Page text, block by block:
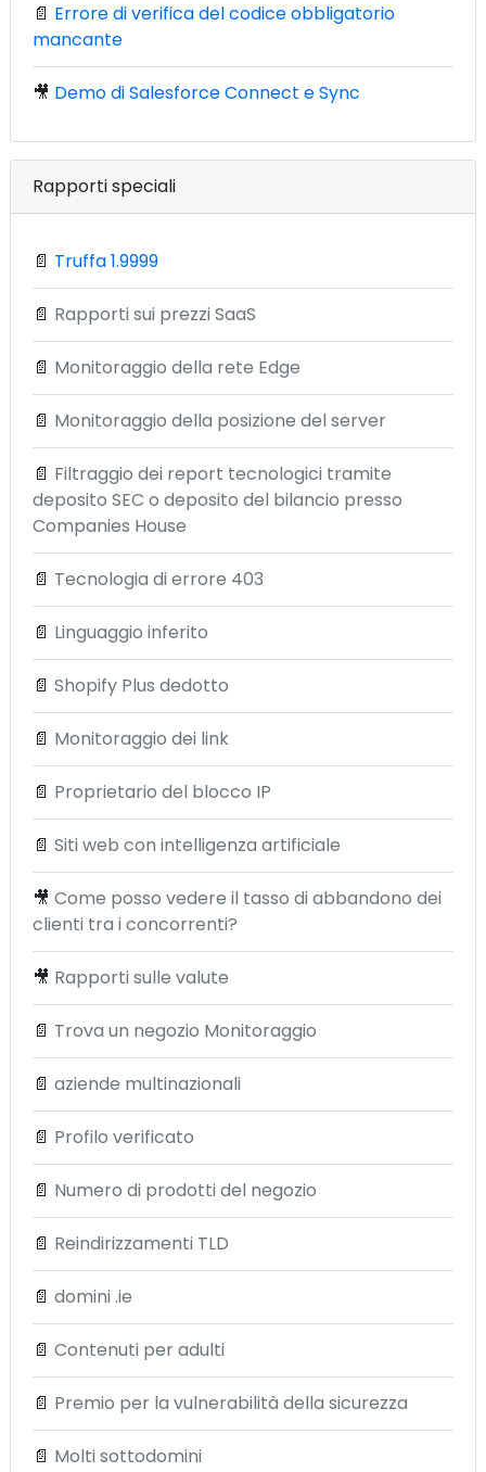
📄 Errore di verifica del codice obbligatorio
mancante
🎥 Demo di Salesforce Connect e Sync
Rapporti speciali
📄 Truffa 1.9999
📄 Rapporti sui prezzi SaaS
📄 Monitoraggio della rete Edge
📄 Monitoraggio della posizione del server
📄 Filtraggio dei report tecnologici tramite
deposito SEC o deposito del bilancio presso
Companies House
📄 Tecnologia di errore 403
📄 Linguaggio inferito
📄 Shopify Plus dedotto
📄 Monitoraggio dei link
📄 Proprietario del blocco IP
📄 Siti web con intelligenza artificiale
🎥 Come posso vedere il tasso di abbandono dei
clienti tra i concorrenti?
🎥 Rapporti sulle valute
📄 Trova un negozio Monitoraggio
📄 aziende multinazionali
📄 Profilo verificato
📄 Numero di prodotti del negozio
📄 Reindirizzamenti TLD
📄 domini .ie
📄 Contenuti per adulti
📄 Premio per la vulnerabilità della sicurezza
📄 Molti sottodomini